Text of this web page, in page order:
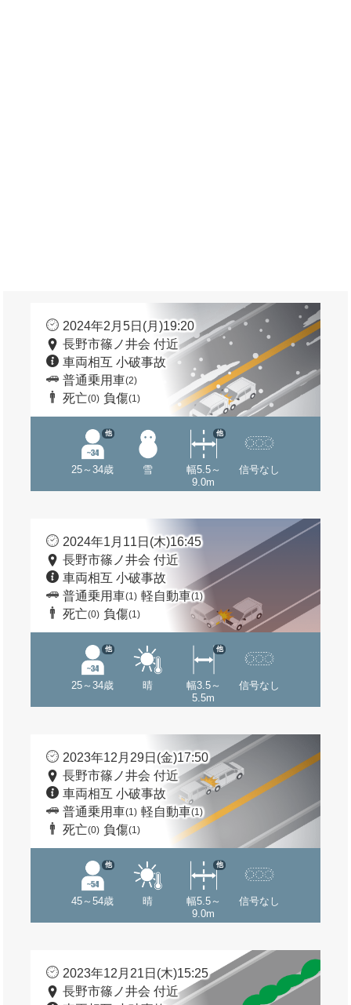
2024年2月5日(月)19:20
長野市篠ノ井会 付近
車両相互 小破事故
普通乗用車(2)
死亡(0) 負傷(1)
25～34歳
他
雪
幅5.5～
9.0m
他
信号なし
2024年1月11日(木)16:45
長野市篠ノ井会 付近
車両相互 小破事故
普通乗用車(1) 軽自動車(1)
死亡(0) 負傷(1)
25～34歳
他
晴
幅3.5～
5.5m
他
信号なし
2023年12月29日(金)17:50
長野市篠ノ井会 付近
車両相互 小破事故
普通乗用車(1) 軽自動車(1)
死亡(0) 負傷(1)
45～54歳
他
晴
幅5.5～
9.0m
他
信号なし
2023年12月21日(木)15:25
長野市篠ノ井会 付近